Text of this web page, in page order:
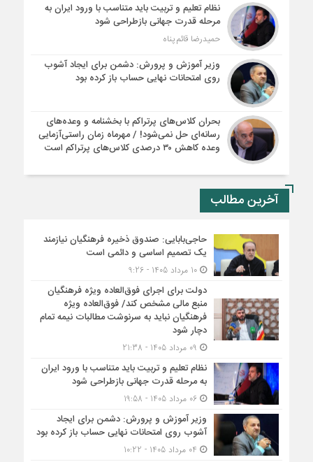
نظام تعلیم و تربیت باید متناسب با ورود ایران به
مرحله قدرت جهانی بازطراحی شود
حمیدرضا قائم پناه
وزیر آموزش و پرورش: دشمن برای ایجاد آشوب
روی امتحانات نهایی حساب باز کرده بود
بحران کلاس‌های پرتراکم با بخشنامه و وعده‌های
رسانه‌ای حل نمی‌شود! / مهرماه زمان راستی‌آزمایی
وعده کاهش ۳۰ درصدی کلاس‌های پرتراکم است
آخرین مطالب
حاجی‌بابایی: صندوق ذخیره فرهنگیان نیازمند
یک تصمیم اساسی و دائمی است
10 مرداد 1405 - 9:26
دولت برای اجرای فوق‌العاده ویژه فرهنگیان
منبع مالی مشخص کند/ فوق‌العاده ویژه
فرهنگیان نباید به سرنوشت مطالبات نیمه‌ تمام
دچار شود
نظام تعلیم و تربیت باید متناسب با ورود ایران
به مرحله قدرت جهانی بازطراحی شود
06 مرداد 1405 - 19:58
وزیر آموزش و پرورش: دشمن برای ایجاد
آشوب روی امتحانات نهایی حساب باز کرده بود